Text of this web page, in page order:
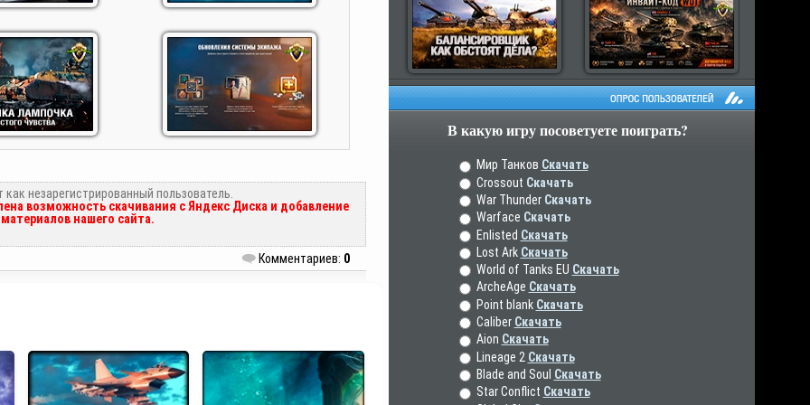
Опрос пользователей
В какую игру посоветуете поиграть?
Мир Танков Скачать
Crossout Скачать
War Thunder Скачать
Warface Скачать
Enlisted Скачать
Lost Ark Скачать
World of Tanks EU Скачать
ArcheAge Скачать
Point blank Скачать
Caliber Скачать
Aion Скачать
Lineage 2 Скачать
Blade and Soul Скачать
Star Conflict Скачать
незарегистрированный пользователь.
возможность скачивания с Яндекс Диска и добавление
нашего сайта.
Комментариев: 0